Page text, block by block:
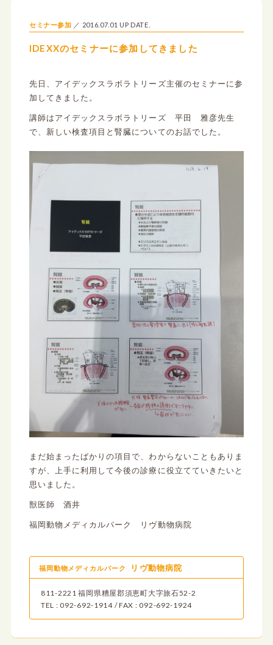
IDEXXのセミナーに参加してきました
セミナー参加 2016.07.01 UP DATE.
先日、アイデックスラボラトリーズ主催のセミナーに参
加してきました。
講師はアイデックスラボラトリーズ 平田 雅彦先生
で、新しい検査項目と腎臓についてのお話でした。
まだ始まったばかりの項目で、わからないこともありま
すが、上手に利用して今後の診療に役立てていきたいと
思いました。
獣医師 酒井
福岡動物メディカルパーク リヴ動物病院
福岡動物メディカルパーク リヴ動物病院
811-2221 福岡県糟屋郡須恵町大字旅石52-2
TEL : 092-692-1914 / FAX : 092-692-1924